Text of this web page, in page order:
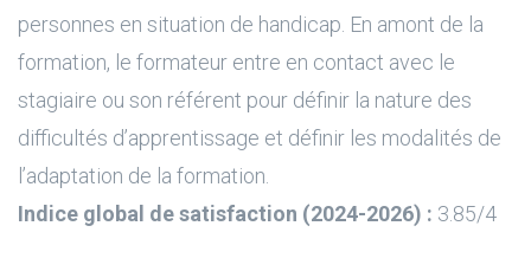
personnes en situation de handicap. En amont de la
formation, le formateur entre en contact avec le
stagiaire ou son référent pour définir la nature des
difficultés d’apprentissage et définir les modalités de
l’adaptation de la formation.
Indice global de satisfaction (2024-2026) : 3.85/4